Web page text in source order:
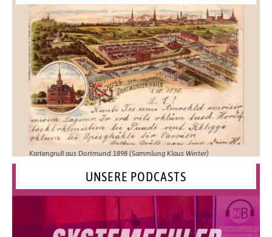
Kartengruß aus Dortmund 1898 (Sammlung Klaus Winter)
UNSERE PODCASTS